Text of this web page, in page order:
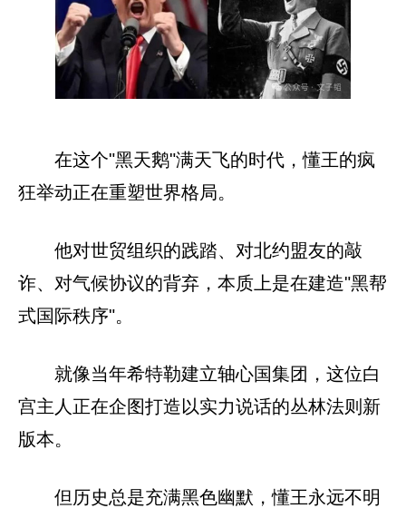
在这个"黑天鹅"满天飞的时代，懂王的疯
狂举动正在重塑世界格局。
他对世贸组织的践踏、对北约盟友的敲
诈、对气候协议的背弃，本质上是在建造"黑帮
式国际秩序"。
就像当年希特勒建立轴心国集团，这位白
宫主人正在企图打造以实力说话的丛林法则新
版本。
但历史总是充满黑色幽默，懂王永远不明